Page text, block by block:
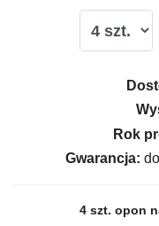
Rok
Gwarancja:
4 szt. opon